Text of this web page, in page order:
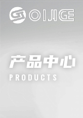
产品中心
PRODUCTS